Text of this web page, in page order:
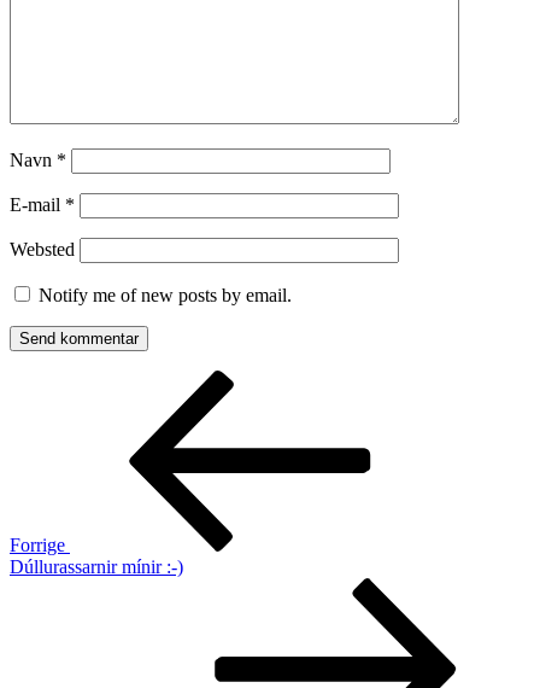
Navn *
E-mail *
Websted
Notify me of new posts by email.
Indlægsnavigation
Forrige
Dúllurassarnir mínir :-)